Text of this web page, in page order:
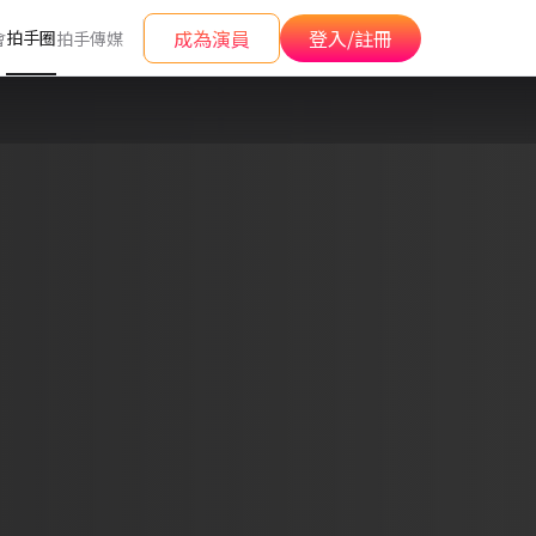
拍手圈拍手傳媒 成為演員 登入/註冊